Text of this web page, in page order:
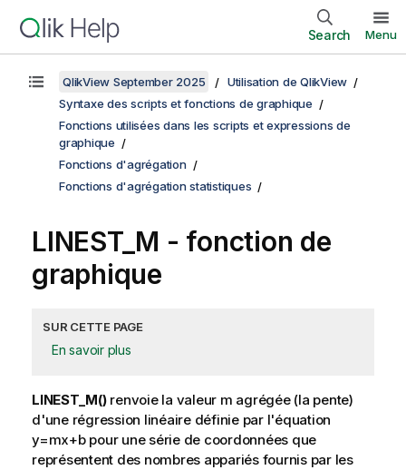
Search Menu
QlikView September 2025
Utilisation de QlikView
Syntaxe des scripts et fonctions de graphique
Fonctions utilisées dans les scripts et expressions de
graphique
Fonctions d'agrégation
Fonctions d'agrégation statistiques
LINEST_M - fonction de
graphique
SUR CETTE PAGE
En savoir plus
LINEST_M()renvoie la valeur m agrégée (la pente)
d'une régression linéaire définie par l'équation
y=mx+bpour une série de coordonnées que
représentent des nombres appariés fournis par les